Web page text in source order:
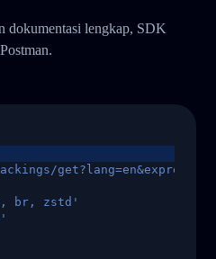
dokumentasi lengkap, SDK
br, zstd'